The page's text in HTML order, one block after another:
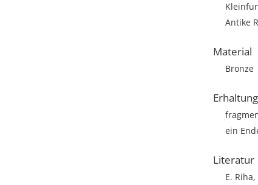
Antike
Material
Bronze
Erhaltung
ein
Literatur
E.